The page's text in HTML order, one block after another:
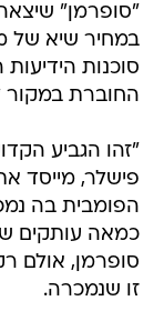
במחיר שיא של
סוכנות
החוברת במקור לפני 72 שנה עמד
"זהו הגביע
פישלר, מייסד
הפומבית בה
כמאה עותקים
סופרמן, אולם
זו שנמכרה.